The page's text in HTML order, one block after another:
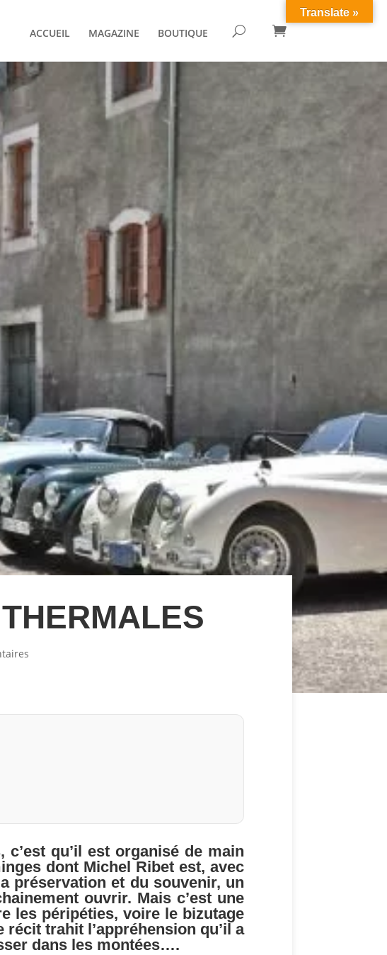
ACCUEIL MAGAZINE BOUTIQUE U 
qu’il est organisé de main
dont Michel Ribet est, avec
préservation et du souvenir, un
ouvrir. Mais c’est une
les péripéties, voire le bizutage
trahit l’appréhension qu’il a
dans les montées….
Translate »